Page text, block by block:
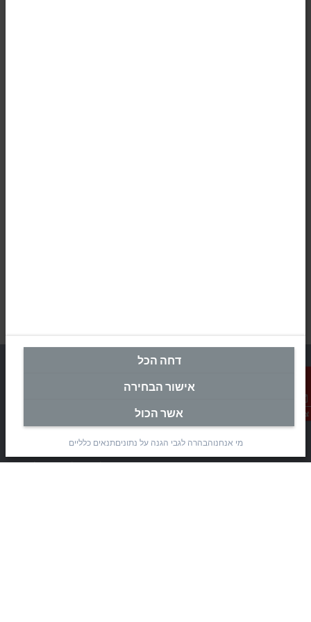
צור קשר
Beckhoff Automation Ltd.
(Pob 1085, Airport city 7010000)
דחה הכל
אישור הבחירה
אשר הכול
מי אנחנוהבהרה לגבי הגנה על נתוניםתנאים כלליים